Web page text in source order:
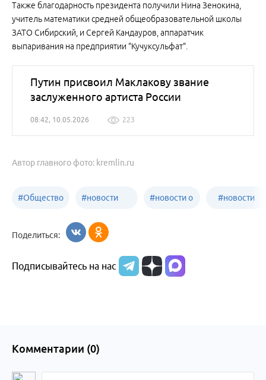
Также благодарность президента получили Нина Зенокина,
учитель математики средней общеобразовательной школы
ЗАТО Сибирский, и Сергей Кандауров, аппаратчик
выпаривания на предприятии "Кучуксульфат".
Путин присвоил Маклакову звание
заслуженного артиста России
08:42, 10.05.2026 223
Автор главного фото: kremlin.ru
#Общество #новости
образования
#новости о
Алтайского
#новости
Поделиться:
Подписывайтесь на нас
Комментарии (0)